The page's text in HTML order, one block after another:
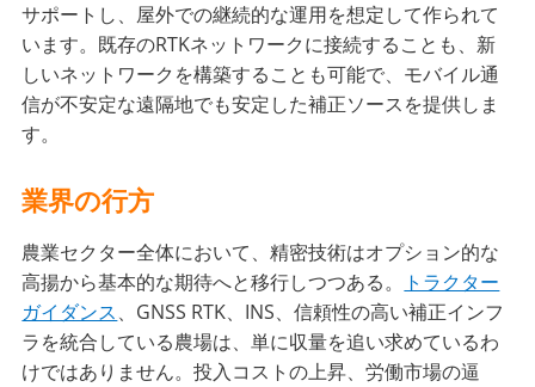
サポートし、屋外での継続的な運用を想定して作られて
います。既存のRTKネットワークに接続することも、新
しいネットワークを構築することも可能で、モバイル通
信が不安定な遠隔地でも安定した補正ソースを提供しま
す。
業界の行方
農業セクター全体において、精密技術はオプション的な
高揚から基本的な期待へと移行しつつある。
トラクター
ガイダンス、GNSS RTK、INS、信頼性の高い補正インフ
ラを統合している農場は、単に収量を追い求めているわ
けではありません。投入コストの上昇、労働市場の逼